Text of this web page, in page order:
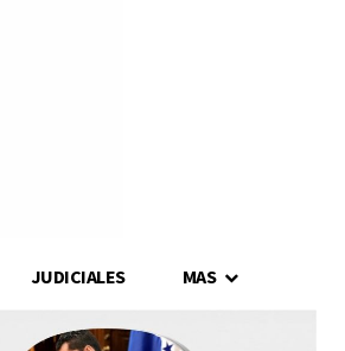
JUDICIALES MAS